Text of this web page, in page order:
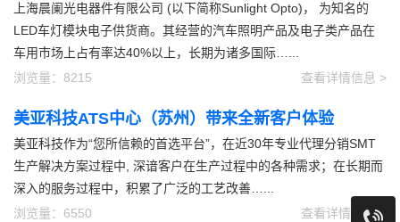
上海晨阑光电器件有限公司 (以下简称Sunlight Opto)， 为知名的
LED车灯模块电子供货商。其经营的汽车照明产品及电子类产品在
车用市场上占有率达40%以上，长期为诸多国际…...
浏览量：8215
查看详情信息 >
美亚科技ATS中心（苏州）带来全新客户体验
美亚科技作为“您所信赖的首选平台”，在近30年专业代理分销SMT
生产解决方案过程中, 深谙客户在生产过程中的各种需求；在长期而
深入的服务过程中，积累了广泛的工艺改善…...
浏览量：6550
查看详情信息 >